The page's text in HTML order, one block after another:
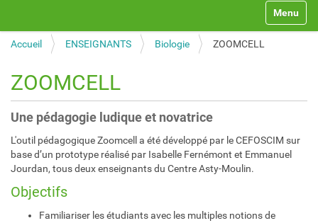
v
Toggle
Accueil ENSEIGNANTS Biologie ZOOMCELL
ZOOMCELL
Une pédagogie ludique et novatrice
L'outil pédagogique Zoomcell a été développé par le CEFOSCIM sur
base d’un prototype réalisé par Isabelle Fernémont et Emmanuel
Jourdan, tous deux enseignants du Centre Asty-Moulin.
Objectifs
Familiariser les étudiants avec les multiples notions de